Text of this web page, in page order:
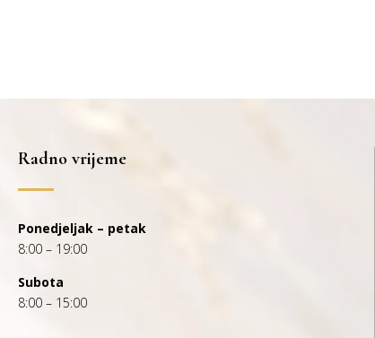
Radno vrijeme
Ponedjeljak – petak
8:00 – 19:00
Subota
8:00 – 15:00